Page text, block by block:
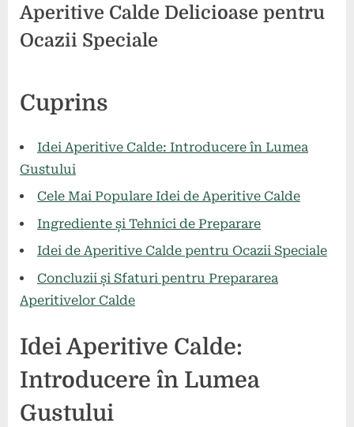
Aperitive Calde Delicioase pentru
Ocazii Speciale
on
iulie
Cuprins
Idei Aperitive Calde: Introducere în Lumea
Gustului
Cele Mai Populare Idei de Aperitive Calde
Ingrediente și Tehnici de Preparare
Idei de Aperitive Calde pentru Ocazii Speciale
Concluzii și Sfaturi pentru Prepararea
Aperitivelor Calde
Idei Aperitive Calde:
Introducere în Lumea
Gustului